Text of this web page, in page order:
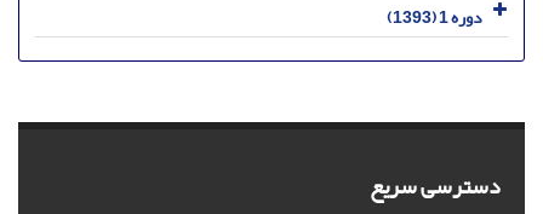
دوره 1 (1393)
دسترسی سریع